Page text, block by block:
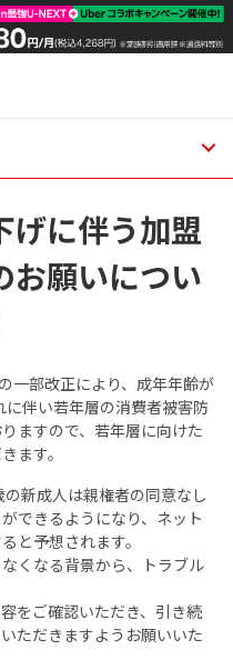
げに伴う加盟
お願いについ
一部改正により、成年年齢が
伴い若年層の消費者被害防
ますので、若年層に向けた
ます。
新成人は親権者の同意なし
できるようになり、ネット
と予想されます。
くなる背景から、トラブル
をご確認いただき、引き続
ただきますようお願いいた